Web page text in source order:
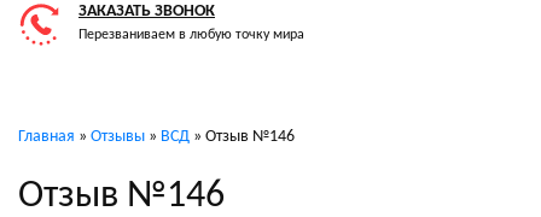
ЗАКАЗАТЬ ЗВОНОК
Перезваниваем в любую точку мира
Главная » Отзывы » ВСД » Отзыв №146
Отзыв №146